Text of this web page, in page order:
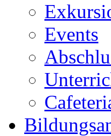
Events